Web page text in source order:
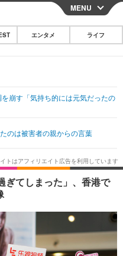
CLOSE
その他
映画・ドラマ
韓国・芸能
スポーツ
その他
グルメ
ショッピング
MENU
エンタメ ライフ
崩す「気持ち的には元気だったの
のは被害者の親からの言葉
ぎてしまった」、香港で